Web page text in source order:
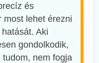
és
most lehet érezni
Aki
gondolkodik,
nem fogja